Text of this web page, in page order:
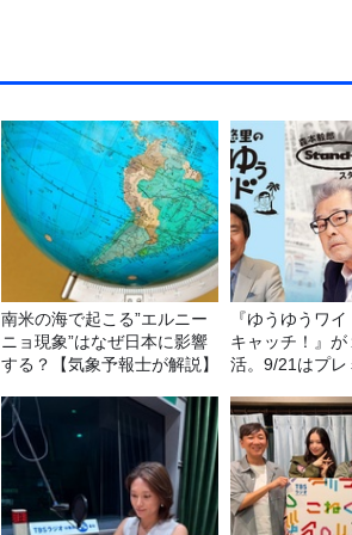
南米の海で起こる”エルニー
ニョ現象”はなぜ日本に影響
する？【気象予報士が解説】
『ゆうゆうワ
キャッチ！』が
活。9/21はプレ